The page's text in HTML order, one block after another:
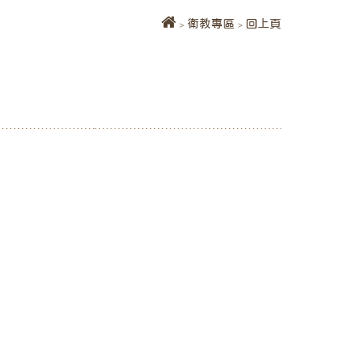
> 衛教專區 > 回上頁